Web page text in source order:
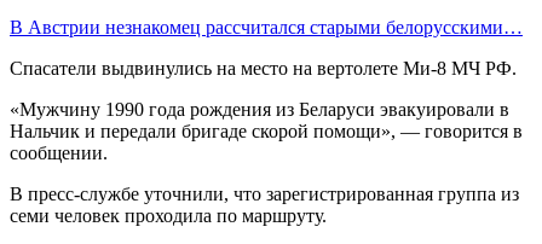
В Австрии незнакомец рассчитался старыми белорусскими…
Спасатели выдвинулись на место на вертолете Ми-8 МЧ РФ.
«Мужчину 1990 года рождения из Беларуси эвакуировали в
Нальчик и передали бригаде скорой помощи», — говорится в
сообщении.
В пресс-службе уточнили, что зарегистрированная группа из
семи человек проходила по маршруту.